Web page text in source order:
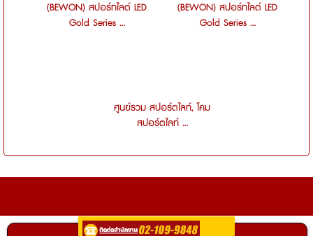
(BEWON) สปอร์ทไลต์ LED
Gold Series ...
(BEWON) สปอร์ทไลต์ LED
Gold Series ...
ศูนย์รวม สปอร์ตไลท์, โคม
สปอร์ตไลท์ ...